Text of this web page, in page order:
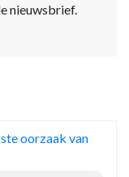
nieuwsbrief.
oorzaak van